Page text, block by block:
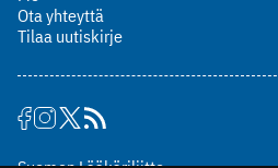
Ota yhteyttä
Tilaa uutiskirje